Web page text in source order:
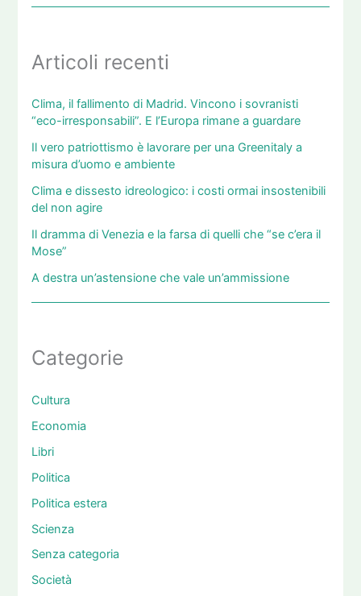
Articoli recenti
Clima, il fallimento di Madrid. Vincono i sovranisti
“eco-irresponsabili”. E l’Europa rimane a guardare
Il vero patriottismo è lavorare per una Greenitaly a
misura d’uomo e ambiente
Clima e dissesto idreologico: i costi ormai insostenibili
del non agire
Il dramma di Venezia e la farsa di quelli che “se c’era il
Mose”
A destra un’astensione che vale un’ammissione
Categorie
Cultura
Economia
Libri
Politica
Politica estera
Scienza
Senza categoria
Società